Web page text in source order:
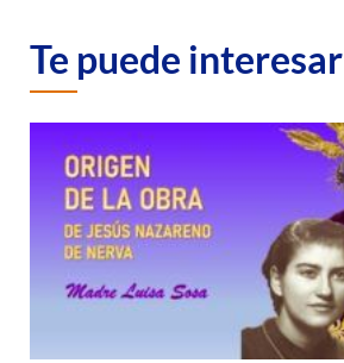
Te puede interesar